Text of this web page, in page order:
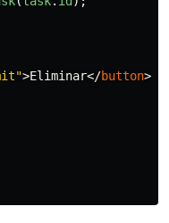
>Eliminar</button>